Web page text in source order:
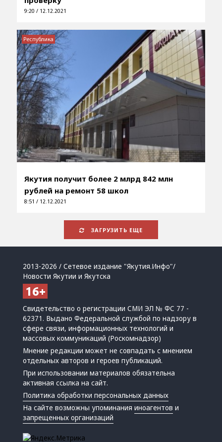
9:20 / 12.12.2021
Якутия получит более 2 млрд 842 млн
рублей на ремонт 58 школ
8:51 / 12.12.2021
Республика
ЗАГРУЗИТЬ ЕЩЕ
2013-2026 / Сетевое издание "Якутия.Инфо"/
Новости Якутии и Якутска
Свидетельство о регистрации СМИ ЭЛ № ФС 77 -
62371. Выдано Федеральной службой по надзору в
сфере связи, информационных технологий и
массовых коммуникаций (Роскомнадзор)
Мнение редакции может не совпадать с мнением
отдельных авторов и героев публикаций.
При использовании материалов обязательна
активная ссылка на сайт.
Политика обработки персональных данных
На сайте возможны упоминанияиноагентов и
запрещенных организаций